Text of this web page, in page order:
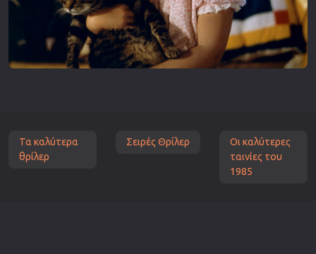
Τα καλύτερα
θρίλερ
Σειρές Θρίλερ
Οι καλύτερες
ταινίες του
1985